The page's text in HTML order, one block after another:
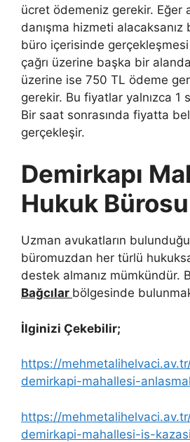
ücret ödemeniz gerekir. Eğer
danışma hizmeti alacaksanız
büro içerisinde
çağrı üzerine başka bir
üzerine ise 750 TL ödeme
gerekir. Bu fiyatlar yalnızca 1
Bir saat sonrasında fiyatta
gerçekleşir.
Demirkapı
Hukuk Bürosu
Uzman avukatların
büromuzdan her türlü
destek almanız mümkündür.
Bağcılar bölgesinde
İlginizi Çekebilir;
https://
demirkapi-mahallesi-
https://
demirkapi-mahallesi-is-